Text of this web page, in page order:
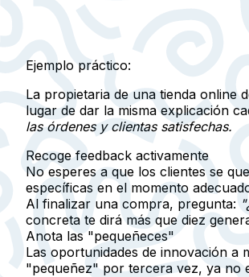
Ejemplo práctico:
La propietaria de una tienda online
lugar de dar la misma explicación
las órdenes y clientas satisfechas.
Recoge feedback activamente
No esperes a que los clientes se
específicas en el momento
Al finalizar una compra, pregunta:
concreta te dirá más que diez
Anota las "pequeñeces"
Las oportunidades de innovación a
"pequeñez" por tercera vez, ya no